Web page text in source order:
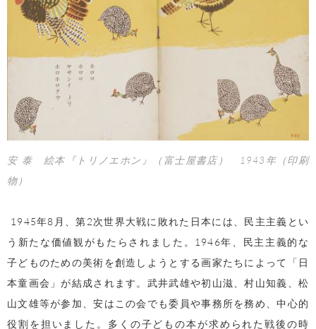
安 泰 絵本『トリノエホン』（富士屋書店） 1943年（印刷
物）
1945年8 月、第2次世界大戦に敗れた日本には、民主主義とい
う新たな価値観がもたらされました。 1946年、民主主義的な
子どものための美術を創造しようとする画家たちによって「日
本童画会」が結成されます。武井武雄や初山滋、村山知義、松
山文雄等が参加、安はこの会でも委員や事務所を務め、中心的
役割を担いました。多くの子どもの本が求められた戦後の時